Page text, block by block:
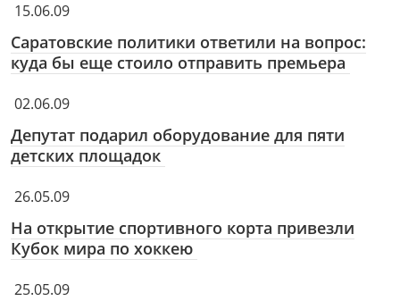
15.06.09
Саратовские политики ответили на вопрос:
куда бы еще стоило отправить премьера
02.06.09
Депутат подарил оборудование для пяти
детских площадок
26.05.09
На открытие спортивного корта привезли
Кубок мира по хоккею
25.05.09